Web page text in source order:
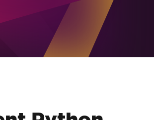
CSS and JavaScript.
is set as the file location to
"<img src='icons/iron.png'>"